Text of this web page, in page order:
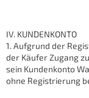
IV. KUNDENKONTO
1. Aufgrund der
der Käufer Zugang
sein Kundenkonto
ohne Registrierung